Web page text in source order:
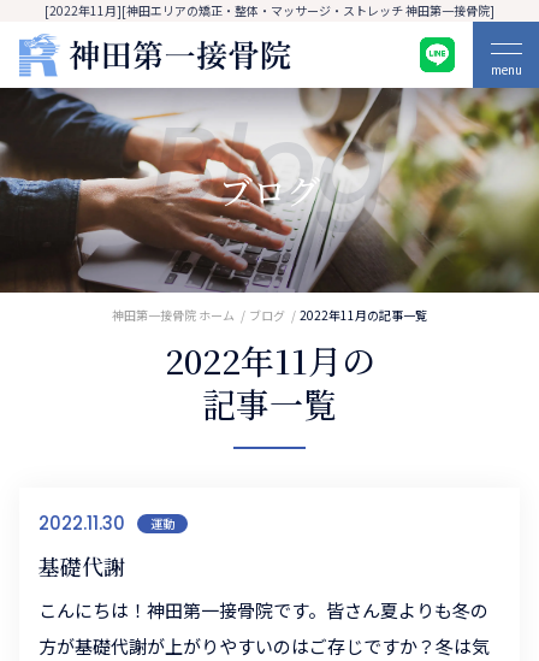
[2022年11月][神田エリアの矯正・整体・マッサージ・ストレッチ 神田第一接骨院]
menu
Blog
ブログ
神田第一接骨院 ホーム ブログ 2022年11月の記事一覧
2022年11月の
記事一覧
2022.11.30 運動
基礎代謝
こんにちは！神田第一接骨院です。皆さん夏よりも冬の
方が基礎代謝が上がりやすいのはご存じですか？冬は気